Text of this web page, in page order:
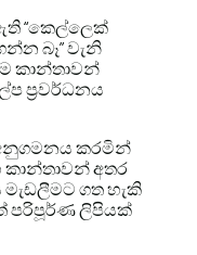
“කෙල්ලෙක්
බෑ” වැනි
කාන්තාවන්
ප්‍රවර්ධනය
කරමින්
අතර
මැඩලීමට ගත හැකි
පරිපූර්ණ ලිපියක්